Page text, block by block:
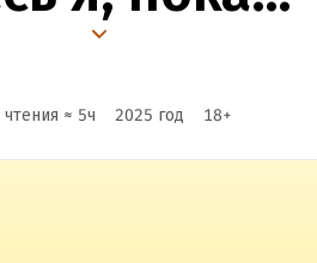
сексом
≈ 5ч 2025 год 18+